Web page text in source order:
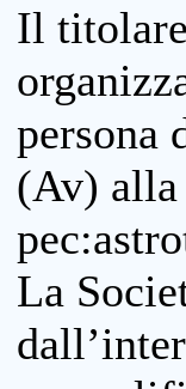
Il
persona
(Av) alla
La